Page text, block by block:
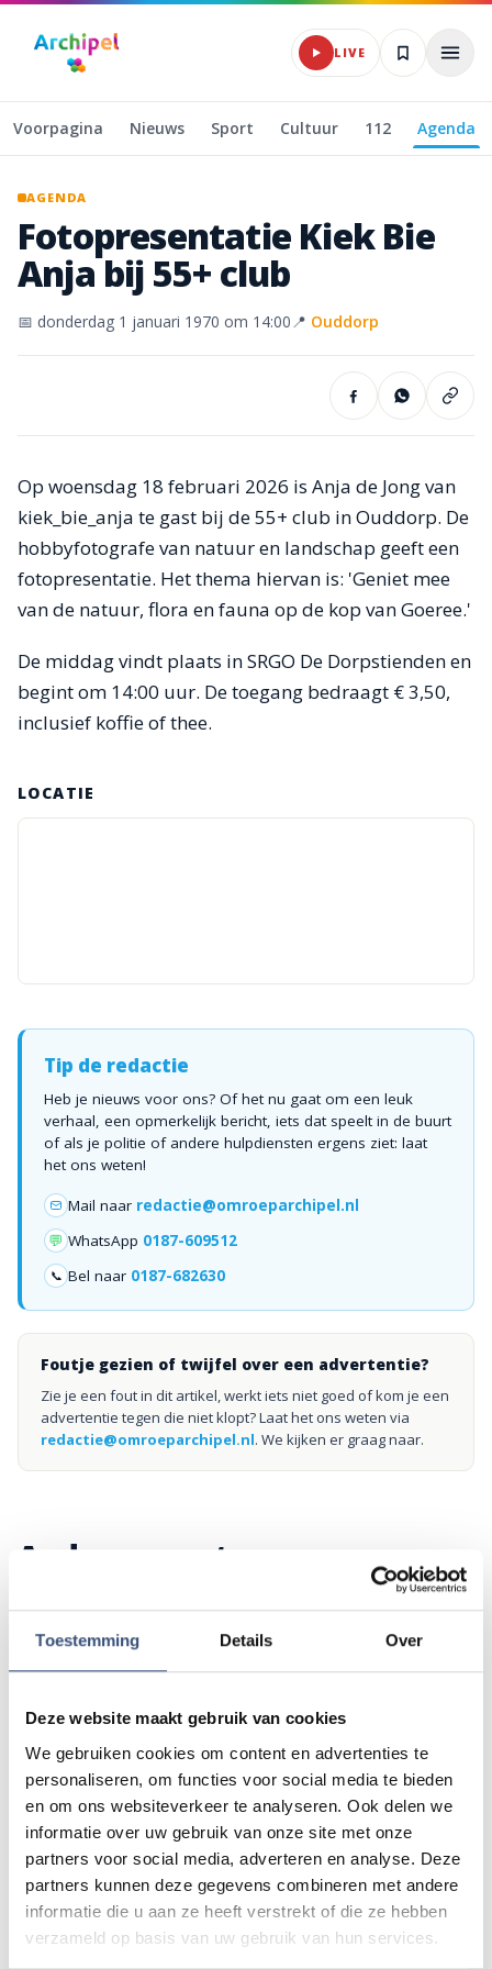
Toestemming Details Over
Deze website maakt gebruik van cookies
We gebruiken cookies om content en advertenties te
personaliseren, om functies voor social media te bieden
en om ons websiteverkeer te analyseren. Ook delen we
informatie over uw gebruik van onze site met onze
partners voor social media, adverteren en analyse. Deze
partners kunnen deze gegevens combineren met andere
informatie die u aan ze heeft verstrekt of die ze hebben
verzameld op basis van uw gebruik van hun services.
Naar hoofdinhoud
LIVE
Voorpagina Nieuws Sport Cultuur 112 Agenda
AGENDA
Fotopresentatie Kiek Bie
Anja bij 55+ club
📅 donderdag 1 januari 1970 om 14:00📍 Ouddorp
Op woensdag 18 februari 2026 is Anja de Jong van
kiek_bie_anja te gast bij de 55+ club in Ouddorp. De
hobbyfotografe van natuur en landschap geeft een
fotopresentatie. Het thema hiervan is: 'Geniet mee
van de natuur, flora en fauna op de kop van Goeree.'
De middag vindt plaats in SRGO De Dorpstienden en
begint om 14:00 uur. De toegang bedraagt € 3,50,
inclusief koffie of thee.
LOCATIE
Tip de redactie
Heb je nieuws voor ons? Of het nu gaat om een leuk
verhaal, een opmerkelijk bericht, iets dat speelt in de buurt
of als je politie of andere hulpdiensten ergens ziet: laat
het ons weten!
Mail naar redactie@omroeparchipel.nl
💬 WhatsApp 0187-609512
📞 Bel naar 0187-682630
Foutje gezien of twijfel over een advertentie?
Zie je een fout in dit artikel, werkt iets niet goed of kom je een
advertentie tegen die niet klopt? Laat het ons weten via
redactie@omroeparchipel.nl. We kijken er graag naar.
Andere events
ZA
8
Matinee-concert in Dorpskerk
Ouddorp
11
AUG.
Magic Summer show met Steven Kazàn
📍Ouddorp🕐17:00
12
AUG.
Kinderdagen bij RTM-trammuseum in
Ouddorp
📍Ouddorp 🕐10:00